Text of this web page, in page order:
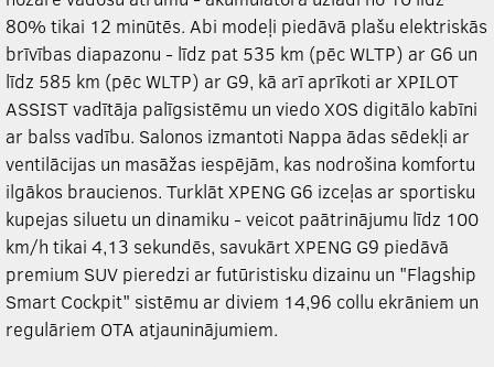
80% tikai 12 minūtēs. Abi modeļi piedāvā plašu elektriskās
brīvības diapazonu - līdz pat 535 km (pēc WLTP) ar G6 un
līdz 585 km (pēc WLTP) ar G9, kā arī aprīkoti ar XPILOT
ASSIST vadītāja palīgsistēmu un viedo XOS digitālo kabīni
ar balss vadību. Salonos izmantoti Nappa ādas sēdekļi ar
ventilācijas un masāžas iespējām, kas nodrošina komfortu
ilgākos braucienos. TurklātXPENG G6 izceļas ar sportisku
kupejas siluetu un dinamiku - veicot paātrinājumu līdz 100
km/h tikai 4,13 sekundēs, savukārtXPENG G9 piedāvā
premium SUV pieredzi ar futūristisku dizainu un "Flagship
Smart Cockpit" sistēmu ar diviem 14,96 collu ekrāniem un
regulāriem OTA atjauninājumiem.